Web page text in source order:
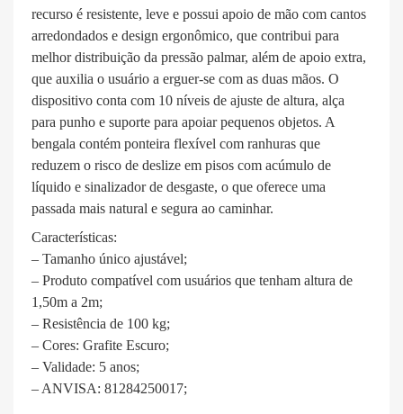
recurso é resistente, leve e possui apoio de mão com cantos
arredondados e design ergonômico, que contribui para
melhor distribuição da pressão palmar, além de apoio extra,
que auxilia o usuário a erguer-se com as duas mãos. O
dispositivo conta com 10 níveis de ajuste de altura, alça
para punho e suporte para apoiar pequenos objetos. A
bengala contém ponteira flexível com ranhuras que
reduzem o risco de deslize em pisos com acúmulo de
líquido e sinalizador de desgaste, o que oferece uma
passada mais natural e segura ao caminhar.
Características:
– Tamanho único ajustável;
– Produto compatível com usuários que tenham altura de
1,50m a 2m;
– Resistência de 100 kg;
– Cores: Grafite Escuro;
– Validade: 5 anos;
– ANVISA: 81284250017;